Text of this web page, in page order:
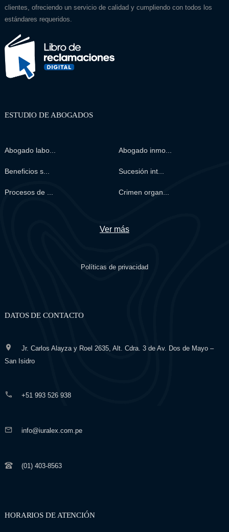
clientes, ofreciendo un servicio de calidad y cumpliendo con todos los
estándares requeridos.
ESTUDIO DE ABOGADOS
Abogado labo... Abogado inmo...
Beneficios s... Sucesión int...
Procesos de ... Crimen organ...
Ver más
Políticas de privacidad
DATOS DE CONTACTO
Jr. Carlos Alayza y Roel 2635, Alt. Cdra. 3 de Av. Dos de Mayo –
San Isidro
+51 993 526 938
info@iuralex.com.pe
(01) 403-8563
HORARIOS DE ATENCIÓN